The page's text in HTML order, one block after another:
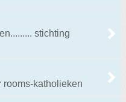
stichting
rooms-katholieken